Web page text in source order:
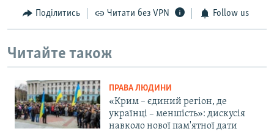
Поділитись Читати без VPN Follow us
Читайте також
ПРАВА ЛЮДИНИ
«Крим – єдиний регіон, де
українці – меншість»: дискусія
навколо нової пам'ятної дати